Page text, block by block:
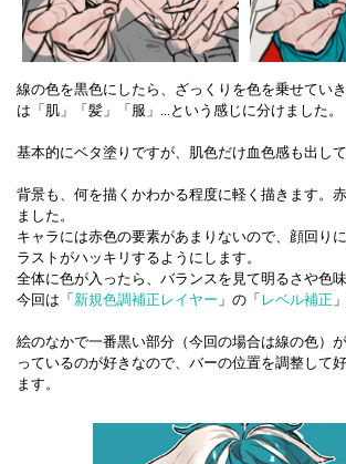
線の色を黒色にしたら、ざっくりを色を乗せてい
は「肌」「髪」「服」…という感じに分けました。
基本的にベタ塗りですが、肌色だけ血色感も出して
背景も、何を描くかわかる程度に軽く描きます。
ました。
キャラには赤色の要素があまりないので、顔回り
ラストがハッキリするようにします。
全体に色が入ったら、バランスを見て明るさや色味
今回は「新規色調補正レイヤー 」の「レベル補正
絵のなかで一番黒い部分（今回の場合は線の色）
っているのが好きなので、バーの位置を調整して
ます。